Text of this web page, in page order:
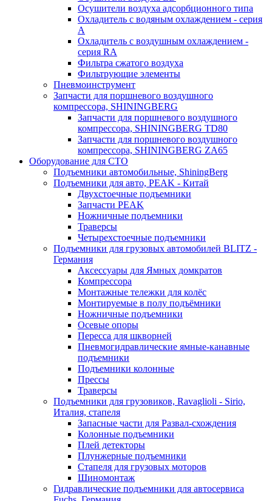
Осушители воздуха адсорбционного типа
Охладитель с водяным охлаждением - серия
A
Охладитель с воздушным охлаждением -
серия RA
Фильтра сжатого воздуха
Фильтрующие элементы
Пневмоинструмент
Запчасти для поршневого воздушного
компрессора, SHININGBERG
Запчасти для поршневого воздушного
компрессора, SHININGBERG TD80
Запчасти для поршневого воздушного
компрессора, SHININGBERG ZA65
Оборудование для СТО
Подъемники автомобильные, ShiningBerg
Подъемники для авто, PEAK - Китай
Двухстоечные подъемники
Запчасти PEAK
Ножничные подъемники
Траверсы
Четырехстоечные подъемники
Подъемники для грузовых автомобилей BLITZ -
Германия
Аксессуары для Ямных домкратов
Компрессора
Монтажные тележки для колёс
Монтируемые в полу подъёмники
Ножничные подъемники
Осевые опоры
Пересса для шкворней
Пневмогидравлические ямные-канавные
подъемники
Подъемники колонные
Прессы
Траверсы
Подъемники для грузовиков, Ravaglioli - Sirio,
Италия, стапеля
Запасные части для Развал-схождения
Колонные подъемники
Плей детекторы
Плунжерные подъемники
Стапеля для грузовых моторов
Шиномонтаж
Гидравлические подъемники для автосервиса